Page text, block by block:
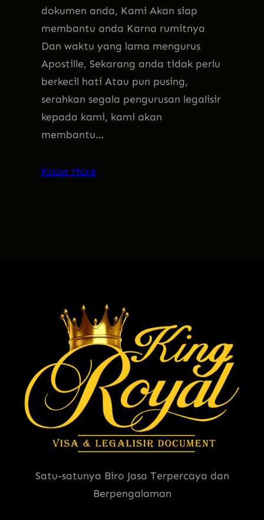
dokumen anda, Kami Akan siap
membantu anda Karna rumitnya
Dan waktu yang lama mengurus
Apostille, Sekarang anda tidak perlu
berkecil hati Atau pun pusing,
serahkan segala pengurusan legalisir
kepada kami, kami akan
membantu…
Know More
Satu-satunya Biro Jasa Terpercaya dan
Berpengalaman